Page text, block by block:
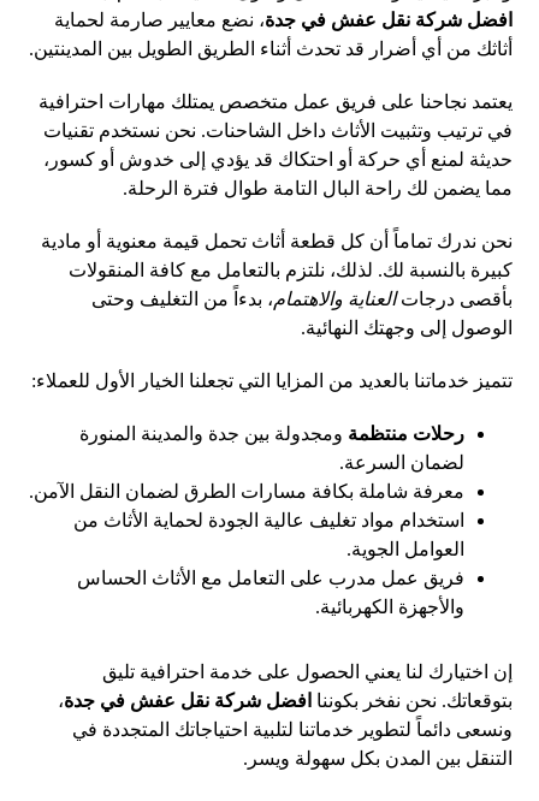
افضل شركة نقل عفش في جدة، نضع معايير صارمة لحماية
أثاثك من أي أضرار قد تحدث أثناء الطريق الطويل بين المدينتين.
يعتمد نجاحنا على فريق عمل متخصص يمتلك مهارات احترافية
في ترتيب وتثبيت الأثاث داخل الشاحنات. نحن نستخدم تقنيات
حديثة لمنع أي حركة أو احتكاك قد يؤدي إلى خدوش أو كسور،
مما يضمن لك راحة البال التامة طوال فترة الرحلة.
نحن ندرك تماماً أن كل قطعة أثاث تحمل قيمة معنوية أو مادية
كبيرة بالنسبة لك. لذلك، نلتزم بالتعامل مع كافة المنقولات
بأقصى درجاتالعناية والاهتمام، بدءاً من التغليف وحتى
الوصول إلى وجهتك النهائية.
تتميز خدماتنا بالعديد من المزايا التي تجعلنا الخيار الأول للعملاء:
رحلات منتظمة ومجدولة بين جدة والمدينة المنورة
لضمان السرعة.
معرفة شاملة بكافة مسارات الطرق لضمان النقل الآمن.
استخدام مواد تغليف عالية الجودة لحماية الأثاث من
العوامل الجوية.
فريق عمل مدرب على التعامل مع الأثاث الحساس
والأجهزة الكهربائية.
إن اختيارك لنا يعني الحصول على خدمة احترافية تليق
بتوقعاتك. نحن نفخر بكوننا افضل شركة نقل عفش في جدة،
ونسعى دائماً لتطوير خدماتنا لتلبية احتياجاتك المتجددة في
التنقل بين المدن بكل سهولة ويسر.